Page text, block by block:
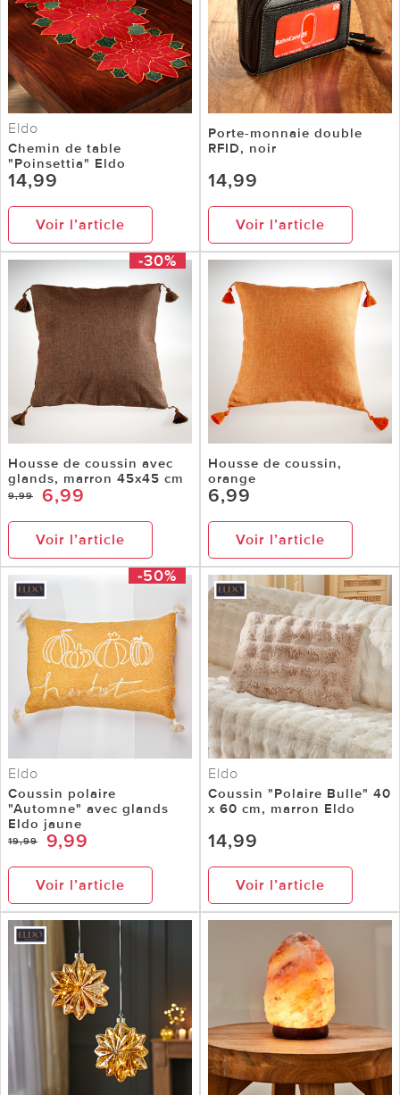
Eldo
Chemin de table
"Poinsettia" Eldo
14,99
Voir l’article
Porte-monnaie double
RFID, noir
14,99
Voir l’article
-30%
Housse de coussin avec
glands, marron 45x45 cm
9,99 6,99
Voir l’article
Housse de coussin,
orange
6,99
Voir l’article
-50%
Eldo
Coussin polaire
"Automne" avec glands
Eldo jaune
19,99 9,99
Voir l’article
Eldo
Coussin "Polaire Bulle" 40
x 60 cm, marron Eldo
14,99
Voir l’article